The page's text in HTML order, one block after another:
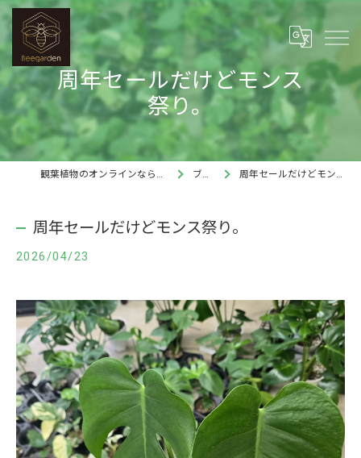
周年セールだけどモンス
祭り。
観葉植物のオンラインならBee garden ブログ 周年セールだけどモンス祭り。
周年セールだけどモンス祭り。
2026/04/23